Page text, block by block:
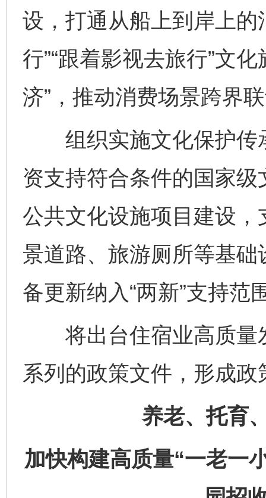
设，打通从船上到岸上的
行”“跟着影视去旅行”文
济”，推动消费场景跨界
组织实施文化保护传
资支持符合条件的国家
公共文化设施项目建设
景道路、旅游厕所等基
备更新纳入“两新”支持
将出台住宿业高质量
系列的政策文件，形成政
养老、托育
加快构建高质量“一老一